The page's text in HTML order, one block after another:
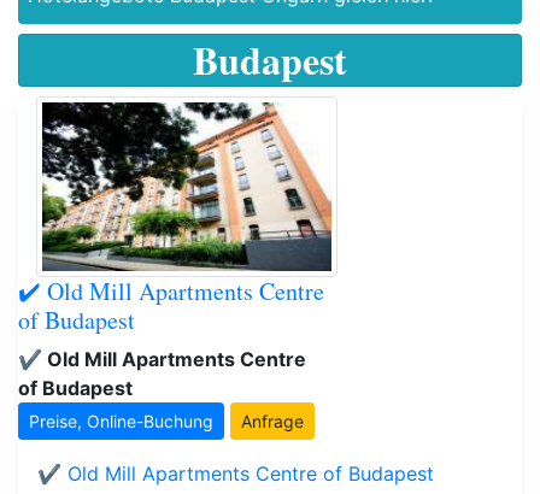
Budapest
✔️ Old Mill Apartments Centre
of Budapest
✔️ Old Mill Apartments Centre
of Budapest
Preise, Online-Buchung Anfrage
✔️ Old Mill Apartments Centre of Budapest